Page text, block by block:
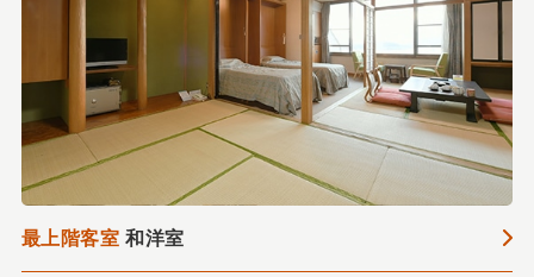
最上階客室和洋室